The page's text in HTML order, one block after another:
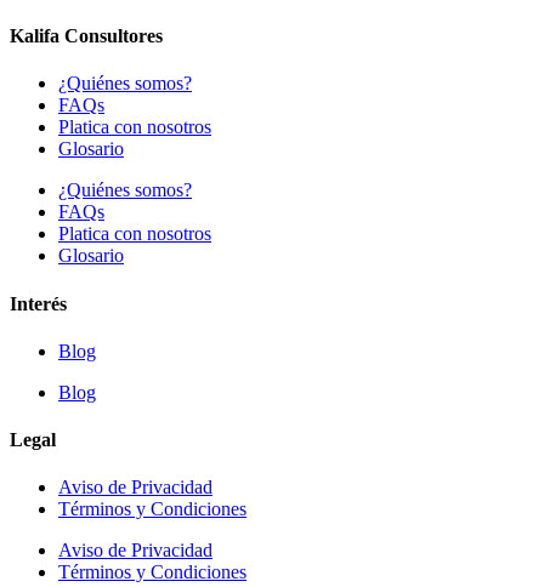
Kalifa Consultores
¿Quiénes somos?
FAQs
Platica con nosotros
Glosario
¿Quiénes somos?
FAQs
Platica con nosotros
Glosario
Interés
Blog
Blog
Legal
Aviso de Privacidad
Términos y Condiciones
Aviso de Privacidad
Términos y Condiciones